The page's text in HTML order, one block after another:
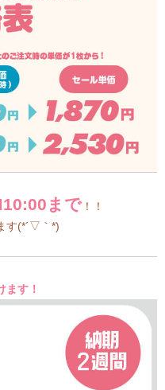
まで ！！
す(*´▽｀*)
ます！